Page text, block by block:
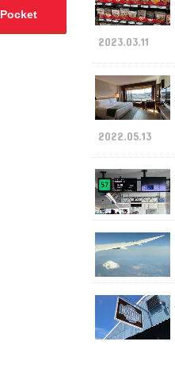
Pocket
2023.03.11
2022.05.13